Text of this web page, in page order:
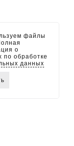
файлы
о
по обработке
данных